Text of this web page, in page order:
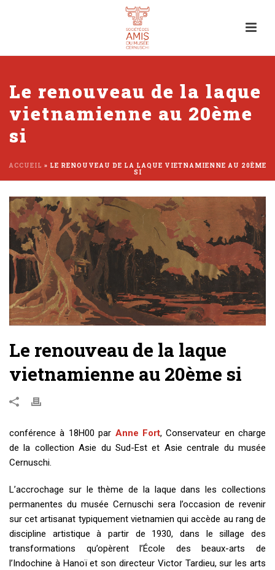
Le renouveau de la laque
vietnamienne au 20ème
si
ACCUEIL » LE RENOUVEAU DE LA LAQUE VIETNAMIENNE AU 20ÈME
SI
Le renouveau de la laque
vietnamienne au 20ème si
conférence à 18H00 par Anne Fort, Conservateur en charge
de la collection Asie du Sud-Est et Asie centrale du musée
Cernuschi.
L’accrochage sur le thème de la laque dans les collections
permanentes du musée Cernuschi sera l’occasion de revenir
sur cet artisanat typiquement vietnamien qui accède au rang de
discipline artistique à partir de 1930, dans le sillage des
transformations qu’opèrent l’École des beaux-arts de
l’Indochine à Hanoï et son directeur Victor Tardieu, sur les arts